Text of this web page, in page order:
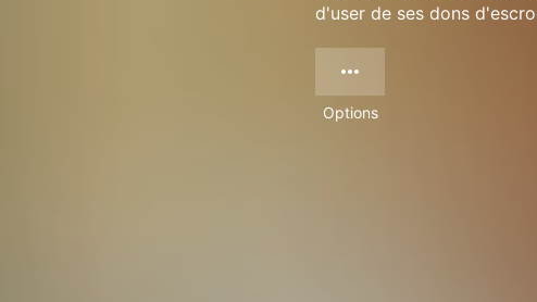
d'user de ses dons
Options